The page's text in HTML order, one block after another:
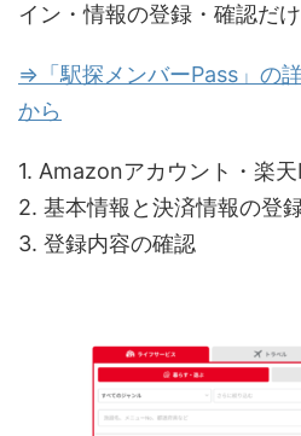
イン・情報の登録・確認だけ
⇒「駅探メンバーPass」の
から
1. Amazonアカウント・楽
2. 基本情報と決済情報の登
3. 登録内容の確認